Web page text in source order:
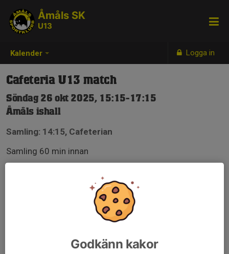
Kalender Logga in
Åmåls SK
U13
Cafeteria U13 match
Söndag 26 okt 2025, 15:15-17:15
Åmåls ishall
Samling: 14:15, Cafeterian
Samling 60 min innan
Godkänn kakor